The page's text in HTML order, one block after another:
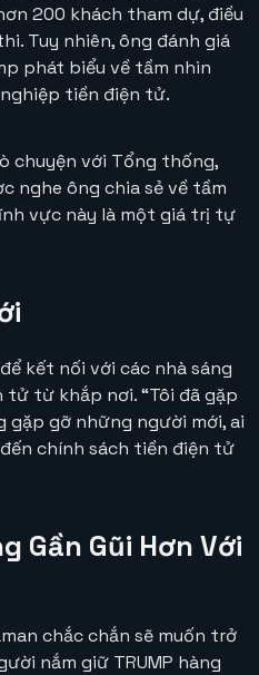
200 khách tham dự, điều
Tuy nhiên, ông đánh giá
phát biểu về tầm nhìn
tiền điện tử.
chuyện với Tổng thống,
nghe ông chia sẻ về tầm
vực này là một giá trị tự
kết nối với các nhà sáng
từ khắp nơi. “Tôi đã gặp
gặp gỡ những người mới, ai
chính sách tiền điện tử
Gần Gũi Hơn Với
chắc chắn sẽ muốn trở
nắm giữ TRUMP hàng